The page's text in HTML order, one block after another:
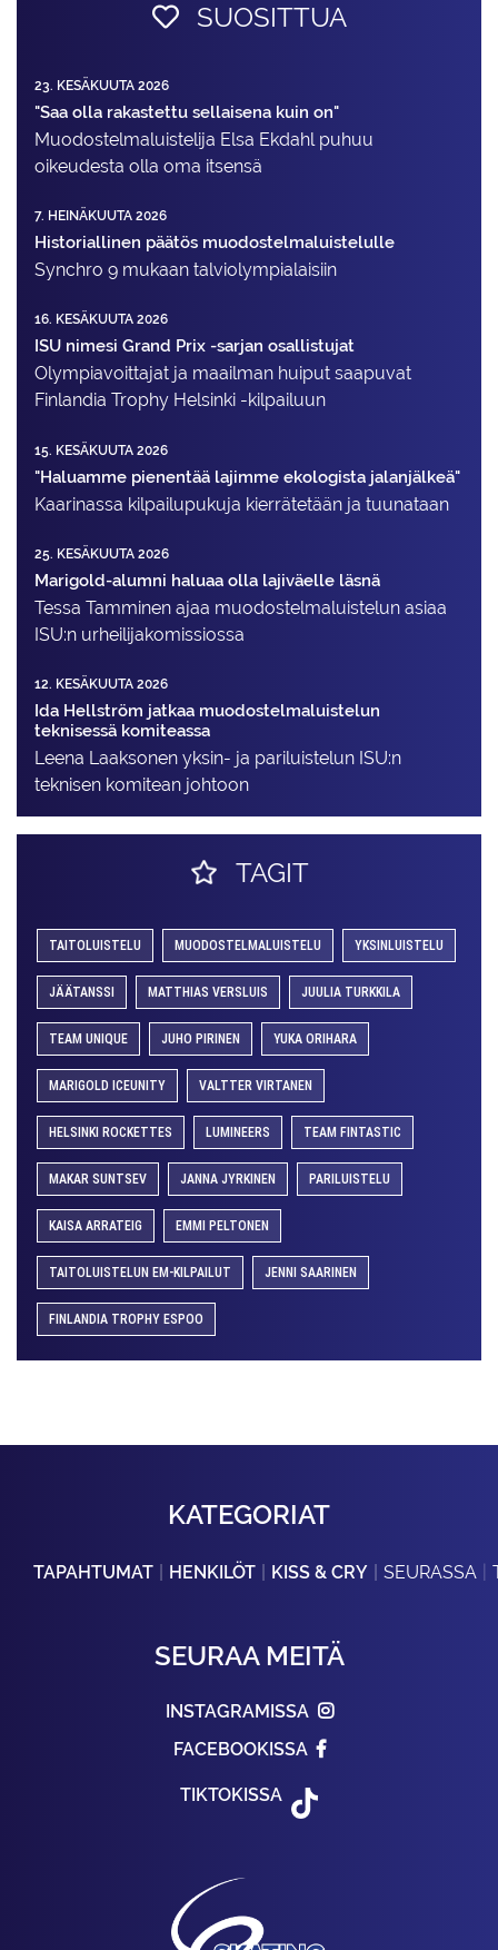
SUOSITTUA
23. KESÄKUUTA 2026
"Saa olla rakastettu sellaisena kuin on"
Muodostelma­luistelija Elsa Ekdahl puhuu
oikeudesta olla oma itsensä
7. HEINÄKUUTA 2026
Historiallinen päätös muodostelmaluistelulle
Synchro 9 mukaan talviolympialaisiin
16. KESÄKUUTA 2026
ISU nimesi Grand Prix -sarjan osallistujat
Olympiavoittajat ja maailman huiput saapuvat
Finlandia Trophy Helsinki -kilpailuun
15. KESÄKUUTA 2026
"Haluamme pienentää lajimme ekologista jalanjälkeä"
Kaarinassa kilpailupukuja kierrätetään ja tuunataan
25. KESÄKUUTA 2026
Marigold-alumni haluaa olla lajiväelle läsnä
Tessa Tamminen ajaa muodostelma­luistelun asiaa
ISU:n urheilija­komissiossa
12. KESÄKUUTA 2026
Ida Hellström jatkaa muodostelmaluistelun
teknisessä komiteassa
Leena Laaksonen yksin- ja pariluistelun ISU:n
teknisen komitean johtoon
TAGIT
TAITOLUISTELU MUODOSTELMALUISTELU YKSINLUISTELU
JÄÄTANSSI MATTHIAS VERSLUIS JUULIA TURKKILA
TEAM UNIQUE JUHO PIRINEN YUKA ORIHARA
MARIGOLD ICEUNITY VALTTER VIRTANEN
HELSINKI ROCKETTES LUMINEERS TEAM FINTASTIC
MAKAR SUNTSEV JANNA JYRKINEN PARILUISTELU
KAISA ARRATEIG EMMI PELTONEN
TAITOLUISTELUN EM-KILPAILUT JENNI SAARINEN
FINLANDIA TROPHY ESPOO
KATEGORIAT
TAPAHTUMAT HENKILÖT KISS & CRY SEURASSA
SEURAA MEITÄ
INSTAGRAMISSA
FACEBOOKISSA
TIKTOKISSA